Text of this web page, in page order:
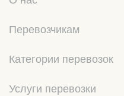
Перевозчикам
Категории перевозок
Услуги перевозки